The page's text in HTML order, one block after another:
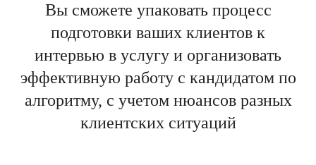
Вы сможете упаковать процесс
подготовки ваших клиентов к
интервью в услугу и организовать
эффективную работу с кандидатом по
алгоритму, с учетом нюансов разных
клиентских ситуаций